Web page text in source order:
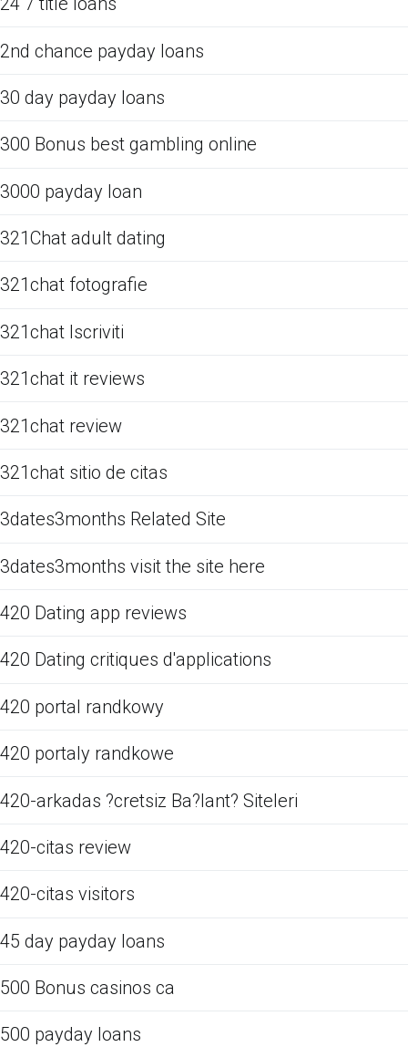
2nd chance payday loans
30 day payday loans
300 Bonus best gambling online
3000 payday loan
321Chat adult dating
321chat fotografie
321chat Iscriviti
321chat it reviews
321chat review
321chat sitio de citas
3dates3months Related Site
3dates3months visit the site here
420 Dating app reviews
420 Dating critiques d'applications
420 portal randkowy
420 portaly randkowe
420-arkadas ?cretsiz Ba?lant? Siteleri
420-citas review
420-citas visitors
45 day payday loans
500 Bonus casinos ca
500 payday loans